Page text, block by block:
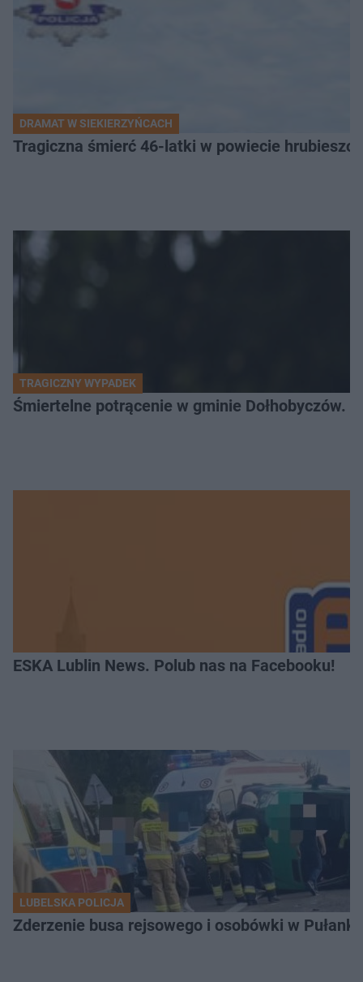
DRAMAT W SIEKIERZYŃCACH
Tragiczna śmierć 46-latki w powiecie
TRAGICZNY WYPADEK
Śmiertelne potrącenie w gminie Dołhobyczów.
ESKA Lublin News. Polub nas na Facebooku!
LUBELSKA POLICJA
Zderzenie busa rejsowego i osobówki w